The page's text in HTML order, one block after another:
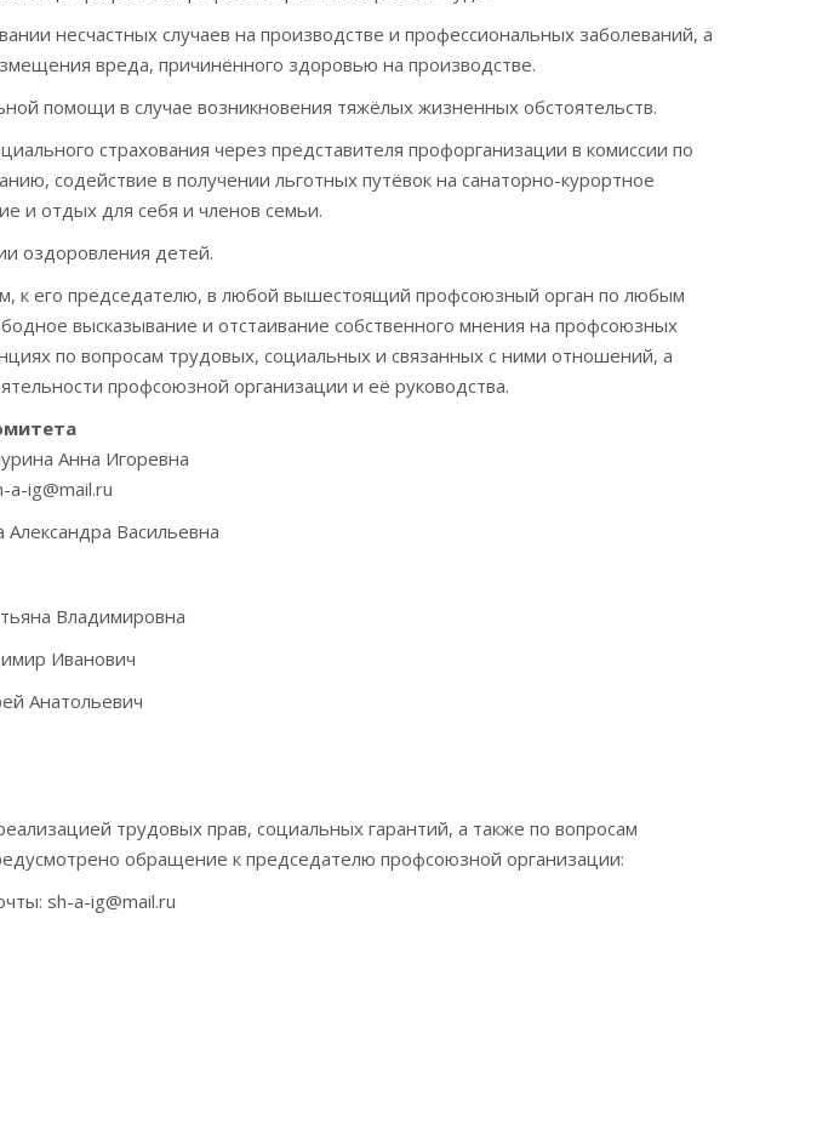
несчастных случаев на производстве и профессиональных заболеваний, а
вреда, причинённого здоровью на производстве.
помощи в случае возникновения тяжёлых жизненных обстоятельств.
страхования через представителя профорганизации в комиссии по
содействие в получении льготных путёвок на санаторно-курортное
и отдых для себя и членов семьи.
оздоровления детей.
к его председателю, в любой вышестоящий профсоюзный орган по любым
высказывание и отстаивание собственного мнения на профсоюзных
по вопросам трудовых, социальных и связанных с ними отношений, а
профсоюзной организации и её руководства.
Анна Игоревна
a-ig@mail.ru
Александра Васильевна
Владимировна
Иванович
Анатольевич
трудовых прав, социальных гарантий, а также по вопросам
обращение к председателю профсоюзной организации:
sh-a-ig@mail.ru